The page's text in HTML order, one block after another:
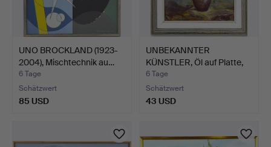
UNO BROCKLAND (1923-
2004), Mischtechnik au…
6 Tage
Schätzwert
85 USD
UNBEKANNTER
KÜNSTLER, Öl auf Platte,
Blume…
6 Tage
Schätzwert
43 USD